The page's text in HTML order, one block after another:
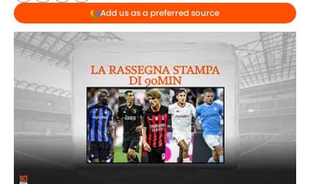
Add us as a preferred source